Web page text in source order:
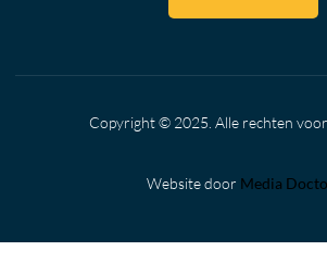
Copyright © 2025. Alle rechten
Website door Media